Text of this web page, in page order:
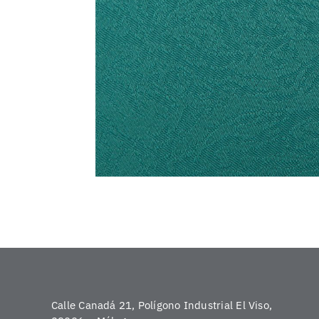
Calle Canadá 21, Polígono Industrial El Viso,